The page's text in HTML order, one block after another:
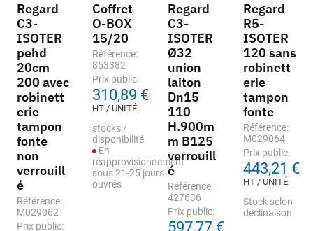
Regard
C3-
ISOTER
pehd
20cm
200 avec
robinett
erie
tampon
fonte
non
verrouill
é
Référence:
M029062
Prix public:
Coffret
O-BOX
15/20
Référence:
853382
Prix public:
310,89 €
HT / UNITÉ
stocks /
disponibilité
En
réapprovisionnement
sous 21-25 jours
ouvrés
Regard
C3-
ISOTER
Ø32
union
laiton
Dn15
110
H.900m
m B125
verrouill
é
Référence:
427636
Prix public:
597,77 €
Regard
R5-
ISOTER
120 sans
robinett
erie
tampon
fonte
Référence:
M029064
Prix public:
443,21 €
HT / UNITÉ
Stock selon
déclinaison